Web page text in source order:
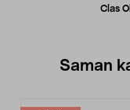
Clas
Saman